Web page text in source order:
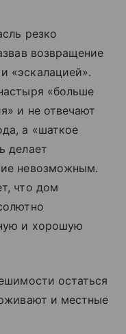
резко
возвращение
«эскалацией».
«больше
и не отвечают
а «шаткое
делает
невозможным.
что дом
и хорошую
остаться
и местные